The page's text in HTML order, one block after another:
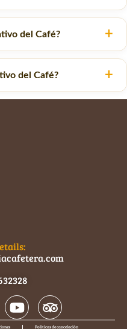
del Café?
del Café?
Políticas de cancelación